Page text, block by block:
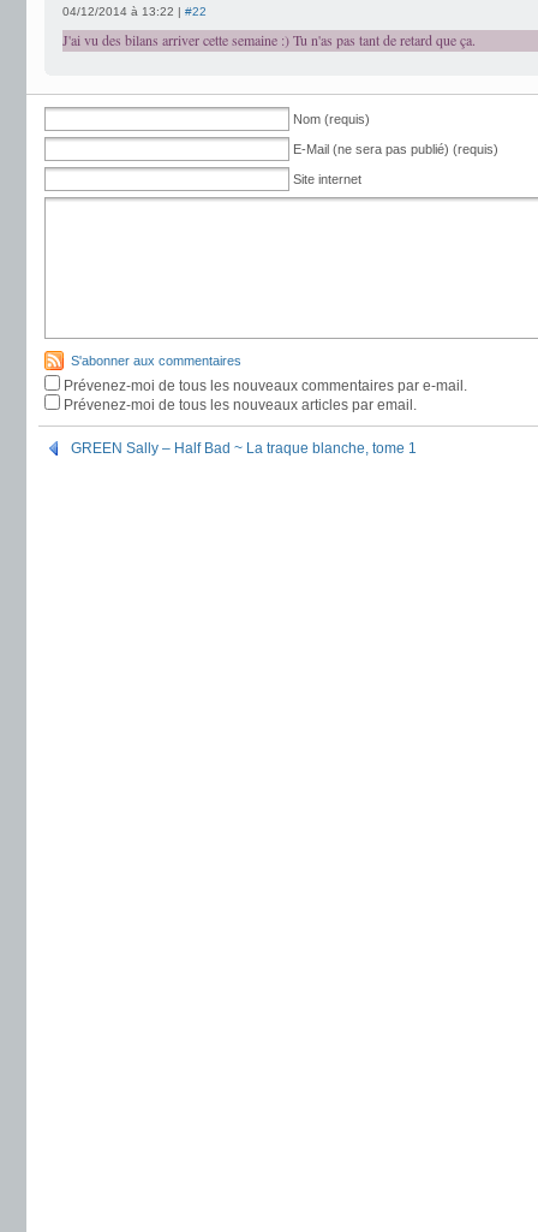
04/12/2014 à 13:22 | #22
J'ai vu des bilans arriver cette semaine :) Tu n'as pas tant de retard que ça.
Nom (requis)
E-Mail (ne sera pas publié) (requis)
Site internet
S'abonner aux commentaires
Prévenez-moi de tous les nouveaux commentaires par e-mail.
Prévenez-moi de tous les nouveaux articles par email.
GREEN Sally – Half Bad ~ La traque blanche, tome 1